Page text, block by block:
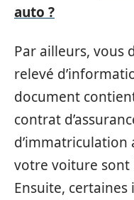
auto ?
Par ailleurs, vous
relevé
document
contrat
d’immatriculation
votre voiture sont
Ensuite,